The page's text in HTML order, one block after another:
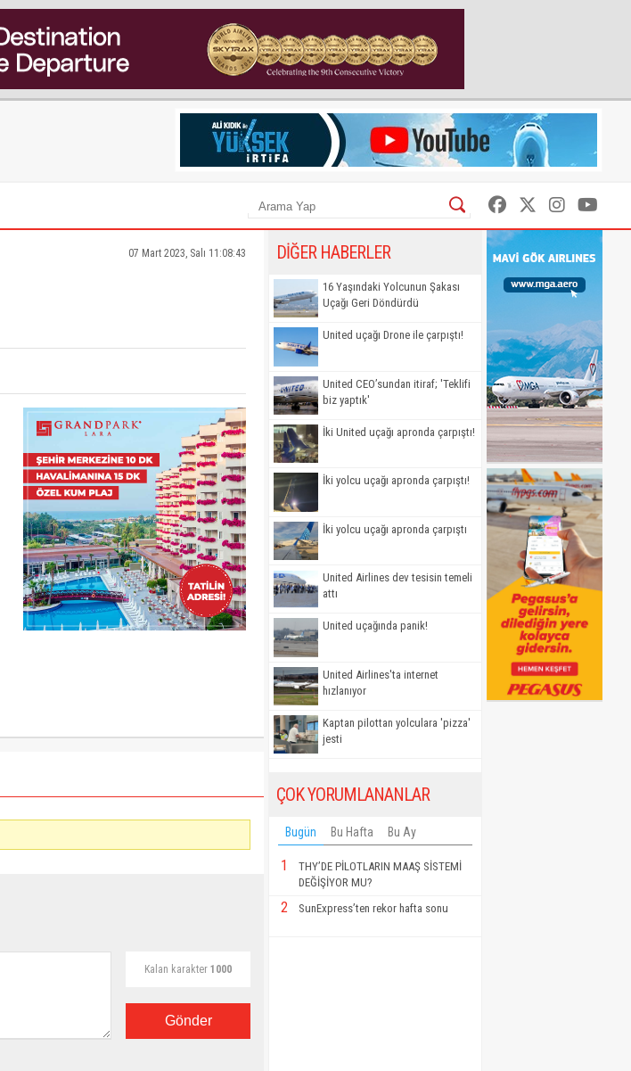
07 Mart 2023, Salı 11:08:43
Kalan karakter 1000
Gönder
DİĞER HABERLER
16 Yaşındaki Yolcunun Şakası
Uçağı Geri Döndürdü
United uçağı Drone ile çarpıştı!
United CEO’sundan itiraf; 'Teklifi
biz yaptık'
İki United uçağı apronda çarpıştı!
İki yolcu uçağı apronda çarpıştı!
İki yolcu uçağı apronda çarpıştı
United Airlines dev tesisin temeli
attı
United uçağında panik!
United Airlines'ta internet
hızlanıyor
Kaptan pilottan yolculara 'pizza'
jesti
ÇOK YORUMLANANLAR
Bugün Bu Hafta Bu Ay
1
THY’DE PİLOTLARIN MAAŞ SİSTEMİ
DEĞİŞİYOR MU?
2 SunExpress’ten rekor hafta sonu